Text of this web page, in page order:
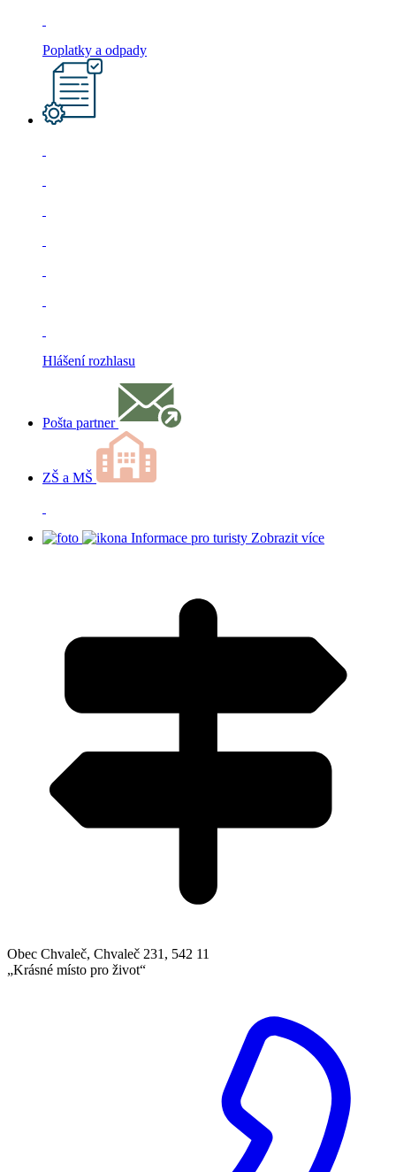
Poplatky a odpady
Hlášení rozhlasu
Pošta partner
ZŠ a MŠ
Informace pro turisty Zobrazit více
Obec Chvaleč, Chvaleč 231, 542 11
„Krásné místo pro život“